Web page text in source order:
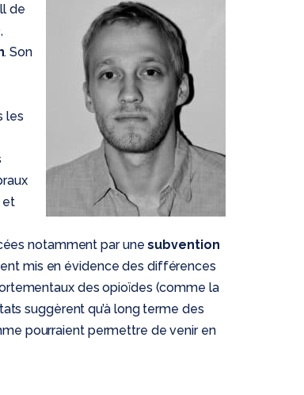
de
. Son
les
et
notamment par unesubvention
mis en évidence des différences
des opioïdes (comme la
suggèrent qu’à long terme des
pourraient permettre de venir en